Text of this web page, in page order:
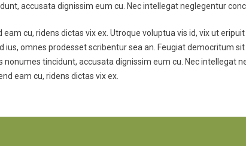
accusata dignissim eum cu. Nec intellegat neglegentur
cu, ridens dictas vix ex. Utroque voluptua vis id, vix ut
omnes prodesset scribentur sea an. Feugiat democritum
tincidunt, accusata dignissim eum cu. Nec intellegat
eam cu, ridens dictas vix ex.